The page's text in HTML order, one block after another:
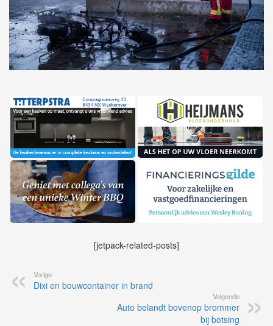
[jetpack-related-posts]
Vorige
Dixi en bouwcontainer in brand
Volgende
Auto belandt bovenop brommer
bij botsing